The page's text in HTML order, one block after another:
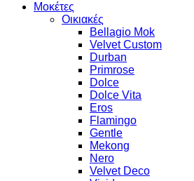
Μοκέτες
Οικιακές
Bellagio Mok
Velvet Custom
Durban
Primrose
Dolce
Dolce Vita
Eros
Flamingo
Gentle
Mekong
Nero
Velvet Deco